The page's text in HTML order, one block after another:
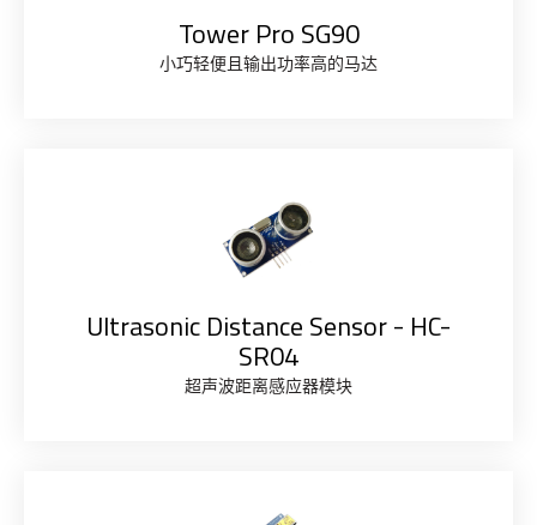
Tower Pro SG90
小巧轻便且输出功率高的马达
Ultrasonic Distance Sensor - HC-
SR04
超声波距离感应器模块